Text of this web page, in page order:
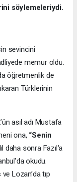
söylemeleriydi.
sevincini
memur oldu.
öğretmenlik de
Türklerinin
asıl adı Mustafa
ona, “Senin
daha sonra Fazıl‘a
okudu.
Lozan’da tıp